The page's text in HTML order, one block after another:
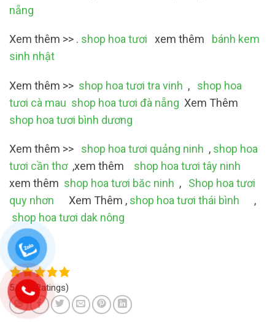
nẵng
Xem thêm >> . shop hoa tươi xem thêm bánh kem
sinh nhật
Xem thêm >> shop hoa tươi tra vinh , shop hoa
tươi cà mau shop hoa tươi đà nẵng Xem Thêm
shop hoa tươi bình dương
Xem thêm >> shop hoa tươi quảng ninh , shop hoa
tươi cần thơ,xem thêm shop hoa tươi tây ninh
xem thêm shop hoa tươi băc ninh ,
Shop hoa tươi
quy nhơn
Xem Thêm , shop hoa tươi thái bình
,
shop hoa tươi dak nông
5/5 (4 Ratings)